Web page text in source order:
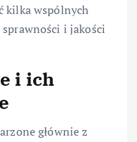
kilka wspólnych
i jakości
i ich
głównie z